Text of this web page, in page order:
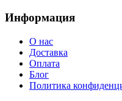
Информация
О нас
Доставка
Оплата
Блог
Политика